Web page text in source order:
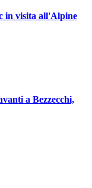
in visita all'Alpine
a Bezzecchi,